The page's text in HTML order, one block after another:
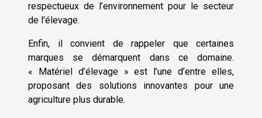
respectueux de l’environnement pour le secteur
de l’élevage.
Enfin, il convient de rappeler que certaines
marques se démarquent dans ce domaine.
« Matériel d’élevage » est l’une d’entre elles,
proposant des solutions innovantes pour une
agriculture plus durable.